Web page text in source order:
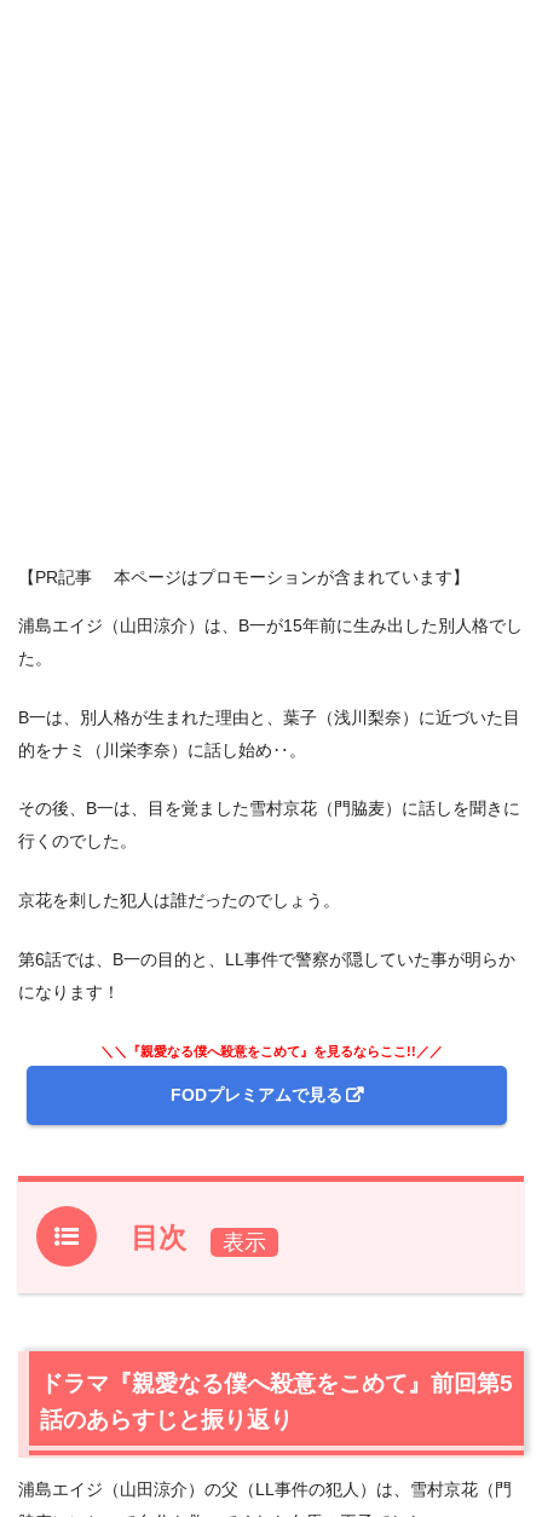
【PR記事 本ページはプロモーションが含まれています】
浦島エイジ（山田涼介）は、B一が15年前に生み出した別人格でし
た。
B一は、別人格が生まれた理由と、葉子（浅川梨奈）に近づいた目
的をナミ（川栄李奈）に話し始め‥。
その後、B一は、目を覚ました雪村京花（門脇麦）に話しを聞きに
行くのでした。
京花を刺した犯人は誰だったのでしょう。
第6話では、B一の目的と、LL事件で警察が隠していた事が明らか
になります！
＼＼『親愛なる僕へ殺意をこめて』を見るならここ!!／／
FODプレミアムで見る
目次
1.ドラマ『親愛なる僕へ殺意をこめて』前回第5話のあらす
【ネタバレあり】ドラマ『親愛なる僕へ殺意をこめて』
第6話あらすじと感想
2.1姿を現すB一（山田涼介）
2.3 LLが戻って来た
ドラマ『親愛なる僕へ殺意をこめて』前回第5
話のあらすじと振り返り
浦島エイジ（山田涼介）の父（LL事件の犯人）は、雪村京花（門